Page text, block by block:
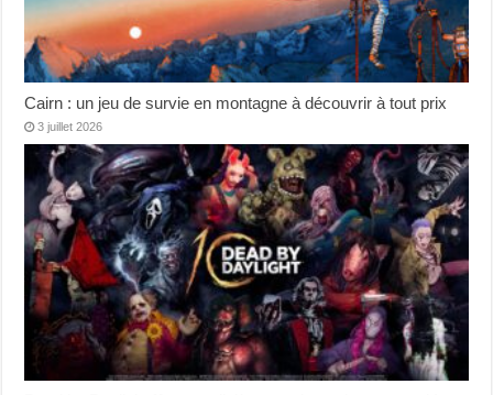
Cairn : un jeu de survie en montagne à découvrir à tout prix
3 juillet 2026